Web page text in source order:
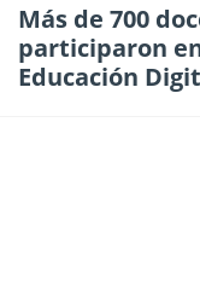
Más de 700
participaron
Educación